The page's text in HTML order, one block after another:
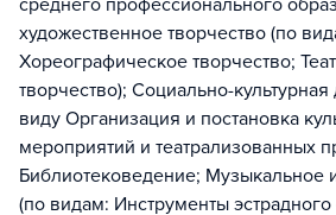
среднего профессионального
художественное творчество (по
Хореографическое творчество;
творчество); Социально-культурная
виду Организация и постановка
мероприятий и театрализованных
Библиотековедение; Музыкальное
(по видам: Инструменты эстрадного